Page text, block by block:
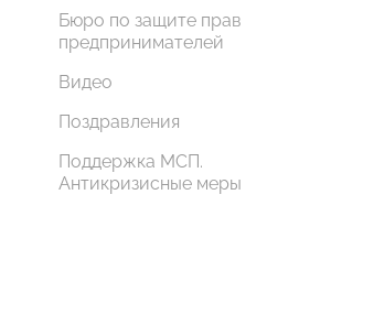
Бюро по защите прав
предпринимателей
Видео
Поздравления
Поддержка МСП.
Антикризисные меры